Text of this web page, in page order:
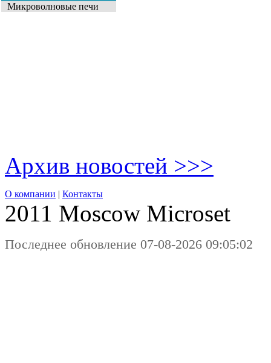
Микроволновые печи
Архив новостей >>>
О компании | Контакты
2011 Moscow Microset
Последнее обновление 07-08-2026 09:05:02